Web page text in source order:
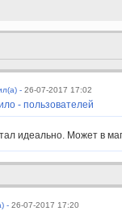
- 26-07-2017 17:02
- пользователей
идеально. Может в
- 26-07-2017 17:20